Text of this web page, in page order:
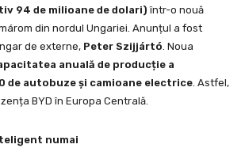
94 de milioane de dolari) într-o nouă
din nordul Ungariei. Anunțul a fost
de externe, Peter Szijjártó . Noua
anuală de producție a
de autobuze și camioane electrice . Astfel,
BYD în Europa Centrală.
numai